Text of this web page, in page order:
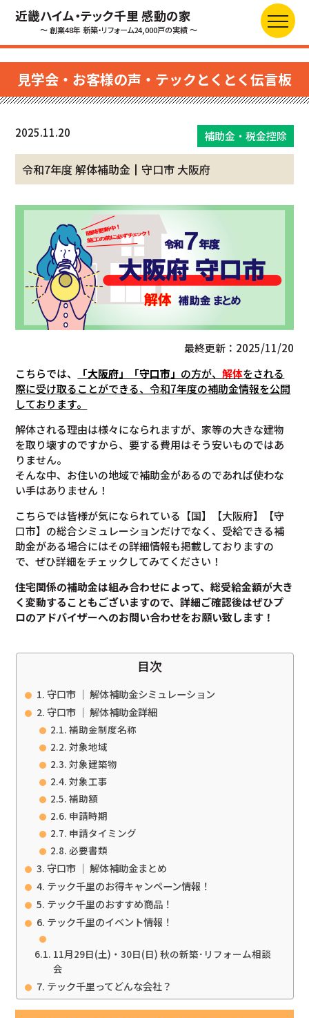
近畿ハイム・テック千里 感動の家
～ 創業48年 新築・リフォーム24,000戸の実績 ～
見学会・お客様の声・テックとくとく伝言板
2025.11.20 補助金・税金控除
令和7年度 解体補助金┃守口市 大阪府
最終更新：2025/11/20
こちらでは、
「大阪府」「守口市」 の方が、解体をされる
際に受け取ることができる、令和7年度の補助金情報を公開
しております。
解体される理由は様々になられますが、家等の大きな建物
を取り壊すのですから、要する費用はそう安いものではあ
りません。
そんな中、お住いの地域で補助金があるのであれば使わな
い手はありません！
こちらでは皆様が気になられている【国】【大阪府】【守
口市】の総合シミュレーションだけでなく、受給できる補
助金がある場合にはその詳細情報も掲載しておりますの
で、ぜひ詳細をチェックしてみてください！
住宅関係の補助金は組み合わせによって、総受給金額が大き
く変動することもございますので、詳細ご確認後はぜひプ
ロのアドバイザーへのお問い合わせをお願い致します！
目次
守口市 ｜ 解体補助金シミュレーション
守口市 ｜ 解体補助金詳細
補助金制度名称
対象地域
対象建築物
対象工事
補助額
申請時期
申請タイミング
必要書類
守口市 ｜ 解体補助金まとめ
テック千里のお得キャンペーン情報！
テック千里のおすすめ商品！
テック千里のイベント情報！
11月29日(土)・30日(日) 秋の新築･リフォーム相談
会
テック千里ってどんな会社？